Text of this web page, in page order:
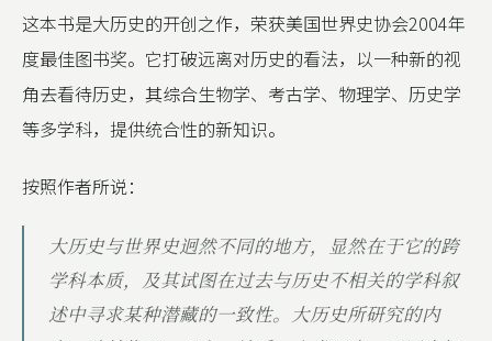
这本书是大历史的开创之作，荣获美国世界史协会2004年
度最佳图书奖。它打破远离对历史的看法，以一种新的视
角去看待历史，其综合生物学、考古学、物理学、历史学
等多学科，提供统合性的新知识。
按照作者所说：
大历史与世界史迥然不同的地方，显然在于它的跨
学科本质，及其试图在过去与历史不相关的学科叙
述中寻求某种潜藏的一致性。大历史所研究的内